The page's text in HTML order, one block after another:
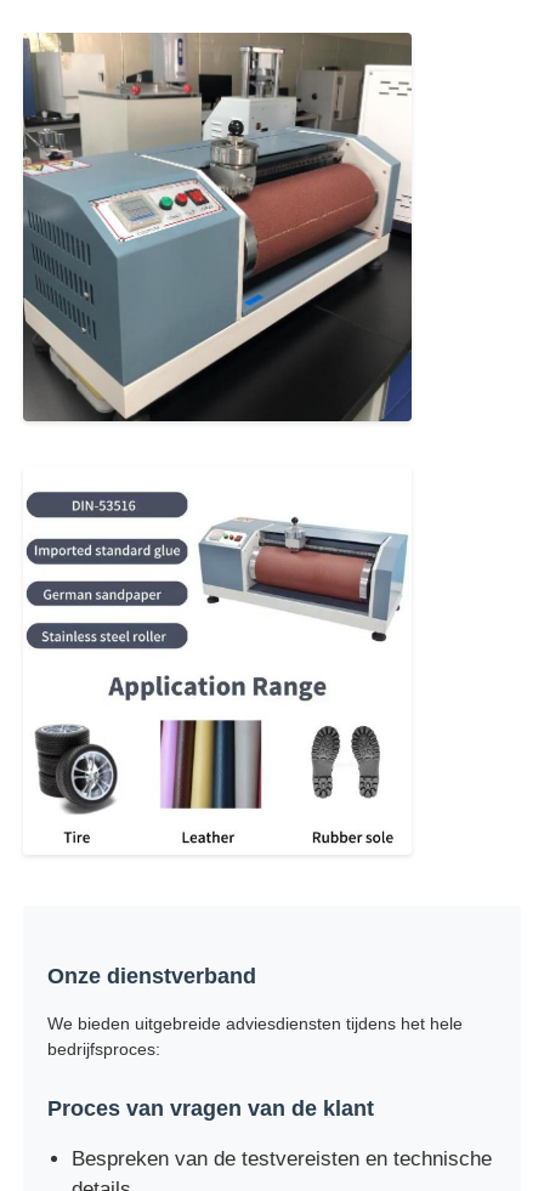
Onze dienstverband
We bieden uitgebreide adviesdiensten tijdens het hele
bedrijfsproces:
Proces van vragen van de klant
Bespreken van de testvereisten en technische